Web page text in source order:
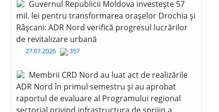
Guvernul Republicii Moldova investește 57
mil. lei pentru transformarea orașelor Drochia și
Râșcani: ADR Nord verifică progresul lucrărilor
de revitalizare urbană
27.07.2026 357
Membrii CRD Nord au luat act de realizările
ADR Nord în primul semestru și au aprobat
raportul de evaluare al Programului regional